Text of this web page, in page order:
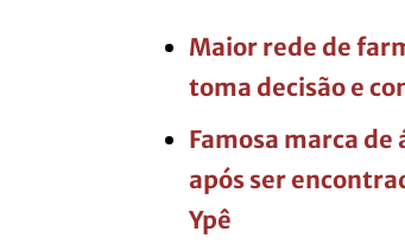
Maior rede de
toma decisão e
Famosa marca
após ser
Ypê